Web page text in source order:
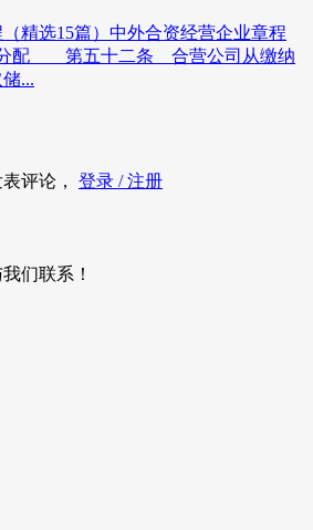
精选15篇）中外合资经营企业章程
第五十二条 合营公司从缴纳
...
评论， 登录 / 注册
们联系！